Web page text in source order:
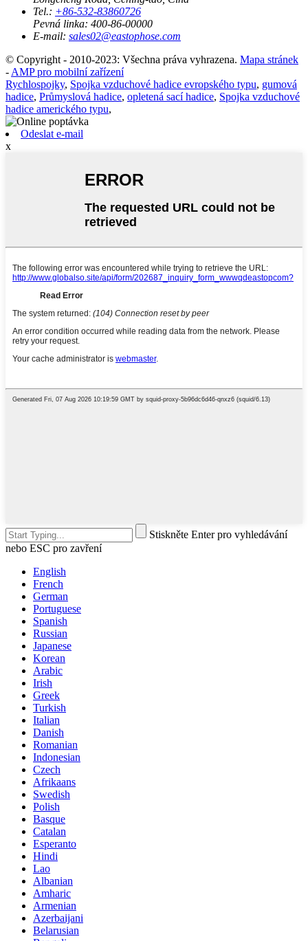
Tel.: +86-532-83860726
Pevná linka: 400-86-00000
E-mail: sales02@eastophose.com
© Copyright - 2010-2023: Všechna práva vyhrazena. Mapa stránek
- AMP pro mobilní zařízení
Rychlospojky, Spojka vzduchové hadice evropského typu, gumová
hadice, Průmyslová hadice, opletená sací hadice, Spojka vzduchové
hadice amerického typu,
Odeslat e-mail
x
Stiskněte Enter pro vyhledávání
nebo ESC pro zavření
English
French
German
Portuguese
Spanish
Russian
Japanese
Korean
Arabic
Irish
Greek
Turkish
Italian
Danish
Romanian
Indonesian
Czech
Afrikaans
Swedish
Polish
Basque
Catalan
Esperanto
Hindi
Lao
Albanian
Amharic
Armenian
Azerbaijani
Belarusian